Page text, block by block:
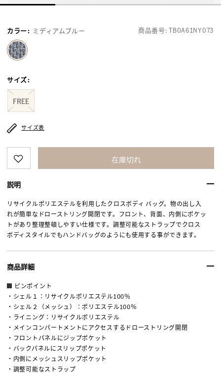
商品番号:TB0A61NY073
カラー: ミディアムブルー
サイズ:
FREE
サイズ表
在庫切れ
説明
リサイクルポリエステルを利用したクロスボディ バッグ。物の出し入
れが簡単なドローストリング開閉です。フロント、背面、内側にポケッ
トがあり整理整頓しやすい仕様です。調整可能なストラップでクロス
ボディスタイルでもハンドバッグのようにも使用する事ができます。
商品詳細
ピンポイント
・シェル１：リサイクルポリエステル100％
・シェル２（メッシュ）：ポリエステル100％
・ライニング：リサイクルポリエステル
・メインコンパートメントにアクセスするドローストリング開閉
・フロントパネルにジップポケット
・バックパネルにスリップポケット
・内側にメッシュスリップポケット
・調整可能なストラップ